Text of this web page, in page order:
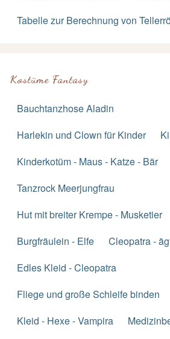
Tabelle zur Berechnung von
Kostüme Fantasy
Bauchtanzhose Aladin
Harlekin und Clown für Kinder
Kinderkotüm - Maus - Katze - Bär
Tanzrock Meerjungfrau
Hut mit breiter Krempe - Musketier
Burgfräulein - Elfe
Cleopatra -
Edles Kleid - Cleopatra
Fliege und große Schleife binden
Kleid - Hexe - Vampira